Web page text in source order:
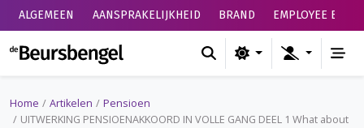
ALGEMEEN AANSPRAKELIJKHEID BRAND EMPLOYEE
de Beursbengel
Home Artikelen
Pensioen
UITWERKING PENSIOENAKKOORD IN VOLLE GANG DEEL 1 What about